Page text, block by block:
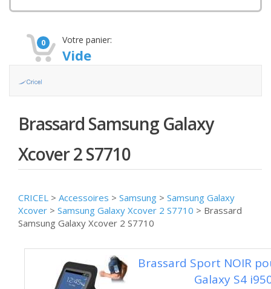
0 Votre panier:
Vide
Brassard Samsung Galaxy
Xcover 2 S7710
CRICEL > Accessoires > Samsung > Samsung Galaxy
Xcover > Samsung Galaxy Xcover 2 S7710 > Brassard
Samsung Galaxy Xcover 2 S7710
Brassard Sport NOIR
Galaxy S4